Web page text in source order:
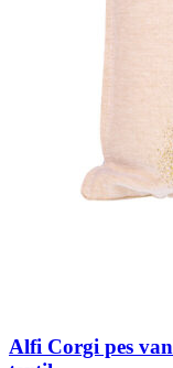
Alfi Corgi pes